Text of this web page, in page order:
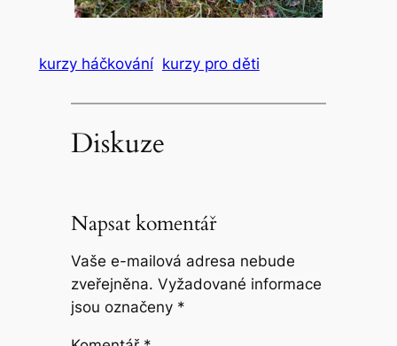
kurzy háčkování kurzy pro děti
Diskuze
Napsat komentář
Vaše e-mailová adresa nebude
zveřejněna. Vyžadované informace
jsou označeny *